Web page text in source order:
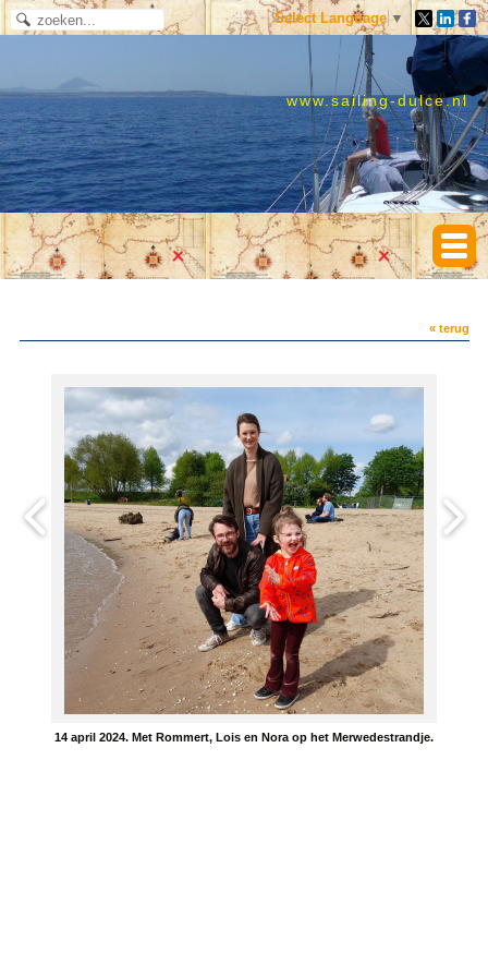
Select Language ▼
www.sailing-dulce.nl
« terug
14 april 2024. Met Rommert, Lois en Nora op het Merwedestrandje.